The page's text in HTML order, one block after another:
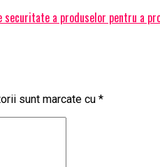
securitate a produselor pentru a
sunt marcate cu *